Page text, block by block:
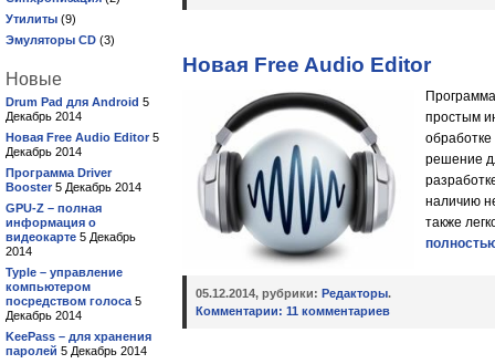
Утилиты (9)
Эмуляторы CD (3)
Новые
Drum Pad для Android 5
Декабрь 2014
Новая Free Audio Editor 5
Декабрь 2014
Программа Driver
Booster 5 Декабрь 2014
GPU-Z – полная
информация о
видеокарте 5 Декабрь
2014
Typle – управление
компьютером
посредством голоса 5
Декабрь 2014
KeePass – для хранения
паролей 5 Декабрь 2014
Новая Free Audio Editor
простым
решение
наличию
также
05.12.2014, рубрики: Редакторы.
Комментарии: 11 комментариев